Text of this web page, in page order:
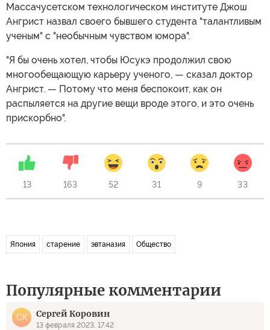
Массачусетском технологическом институте Джош
Ангрист назвал своего бывшего студента "талантливым
ученым" с "необычным чувством юмора".
"Я бы очень хотел, чтобы Юсукэ продолжил свою
многообещающую карьеру ученого, — сказал доктор
Ангрист. — Потому что меня беспокоит, как он
распыляется на другие вещи вроде этого, и это очень
прискорбно".
13 163 52 31 9 33
Япония старение эвтаназия Общество
Популярные комментарии
СК Сергей Коровин
13 февраля 2023, 17:42